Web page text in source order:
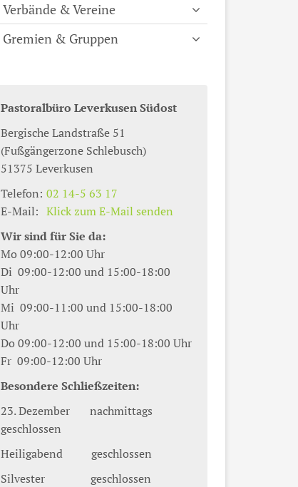
Verbände & Vereine
Gremien & Gruppen
Pastoralbüro Leverkusen Südost
Bergische Landstraße 51
(Fußgängerzone Schlebusch)
51375 Leverkusen
Telefon: 02 14-5 63 17
E-Mail: Klick zum E-Mail senden
Wir sind für Sie da:
Mo 09:00-12:00 Uhr
Di 09:00-12:00 und 15:00-18:00
Uhr
Mi 09:00-11:00 und 15:00-18:00
Uhr
Do 09:00-12:00 und 15:00-18:00 Uhr
Fr 09:00-12:00 Uhr
Besondere Schließzeiten:
23. Dezember nachmittags
geschlossen
Heiligabend geschlossen
Silvester geschlossen